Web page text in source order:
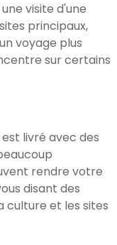
visite d'une
principaux,
voyage plus
sur certains
livré avec des
rendre votre
disant des
culture et les sites